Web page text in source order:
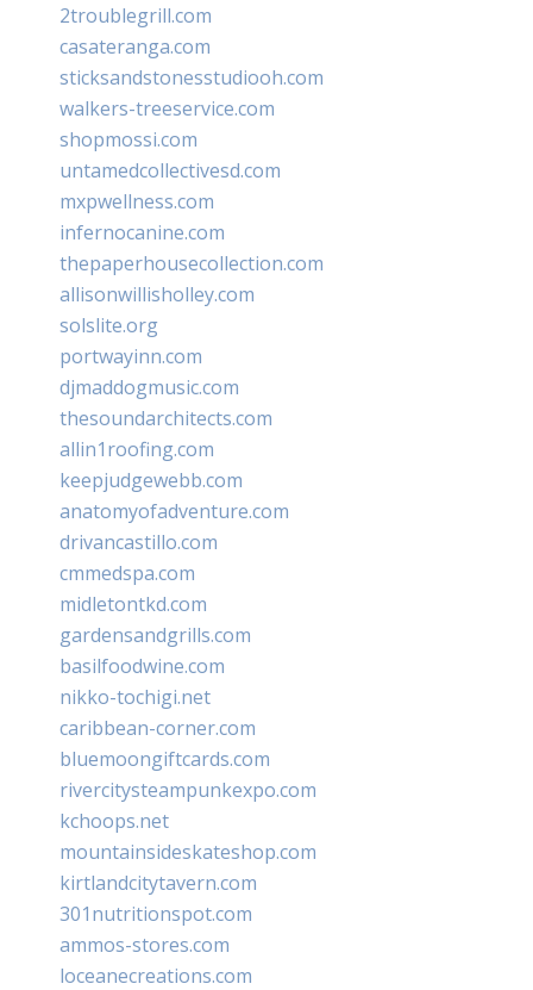
2troublegrill.com
casateranga.com
sticksandstonesstudiooh.com
walkers-treeservice.com
shopmossi.com
untamedcollectivesd.com
mxpwellness.com
infernocanine.com
thepaperhousecollection.com
allisonwillisholley.com
solslite.org
portwayinn.com
djmaddogmusic.com
thesoundarchitects.com
allin1roofing.com
keepjudgewebb.com
anatomyofadventure.com
drivancastillo.com
cmmedspa.com
midletontkd.com
gardensandgrills.com
basilfoodwine.com
nikko-tochigi.net
caribbean-corner.com
bluemoongiftcards.com
rivercitysteampunkexpo.com
kchoops.net
mountainsideskateshop.com
kirtlandcitytavern.com
301nutritionspot.com
ammos-stores.com
loceanecreations.com